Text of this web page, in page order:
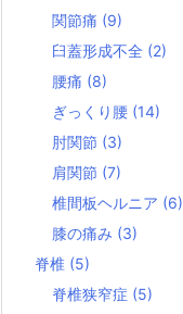
関節痛 (9)
臼蓋形成不全 (2)
腰痛 (8)
ぎっくり腰 (14)
肘関節 (3)
肩関節 (7)
椎間板ヘルニア (6)
膝の痛み (3)
脊椎 (5)
脊椎狭窄症 (5)